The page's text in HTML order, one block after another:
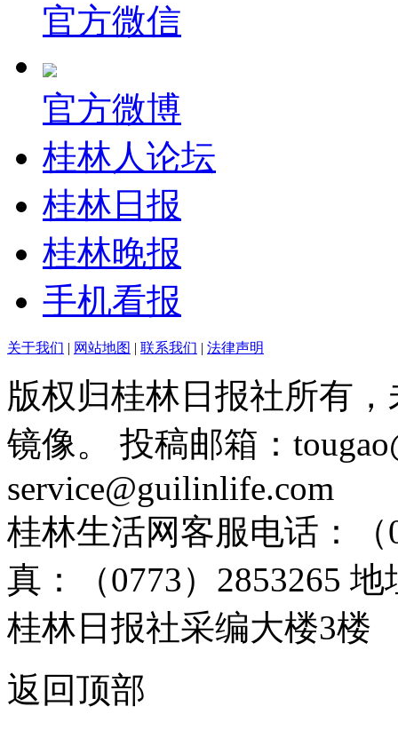
官方微信
官方微博
桂林人论坛
桂林日报
桂林晚报
手机看报
关于我们 | 网站地图 | 联系我们 | 法律声明
版权归桂林日报社所有
镜像。 投稿邮箱：
service@guilinlife.com
桂林生活网客服电话：（
真：（0773）2853265
桂林日报社采编大楼3楼
返回顶部